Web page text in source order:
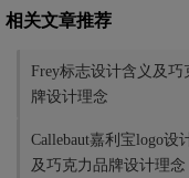
相关文章推荐
Frey标志设计含义及巧
牌设计理念
Callebaut嘉利宝logo设
及巧克力品牌设计理念